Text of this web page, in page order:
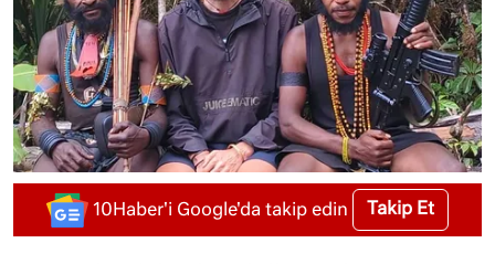
10Haber'i Google'da takip edin Takip Et